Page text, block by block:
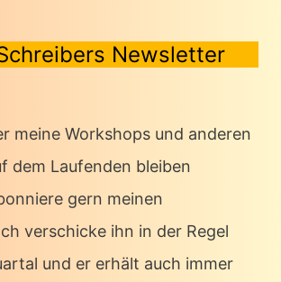
Newsletter
meine Workshops und anderen
dem Laufenden bleiben
gern meinen
verschicke ihn in der Regel
und er erhält auch immer